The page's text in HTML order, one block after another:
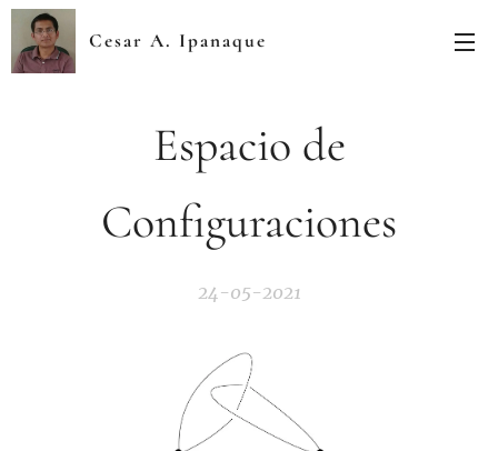
Cesar A. Ipanaque
Espacio de
Configuraciones
24-05-2021